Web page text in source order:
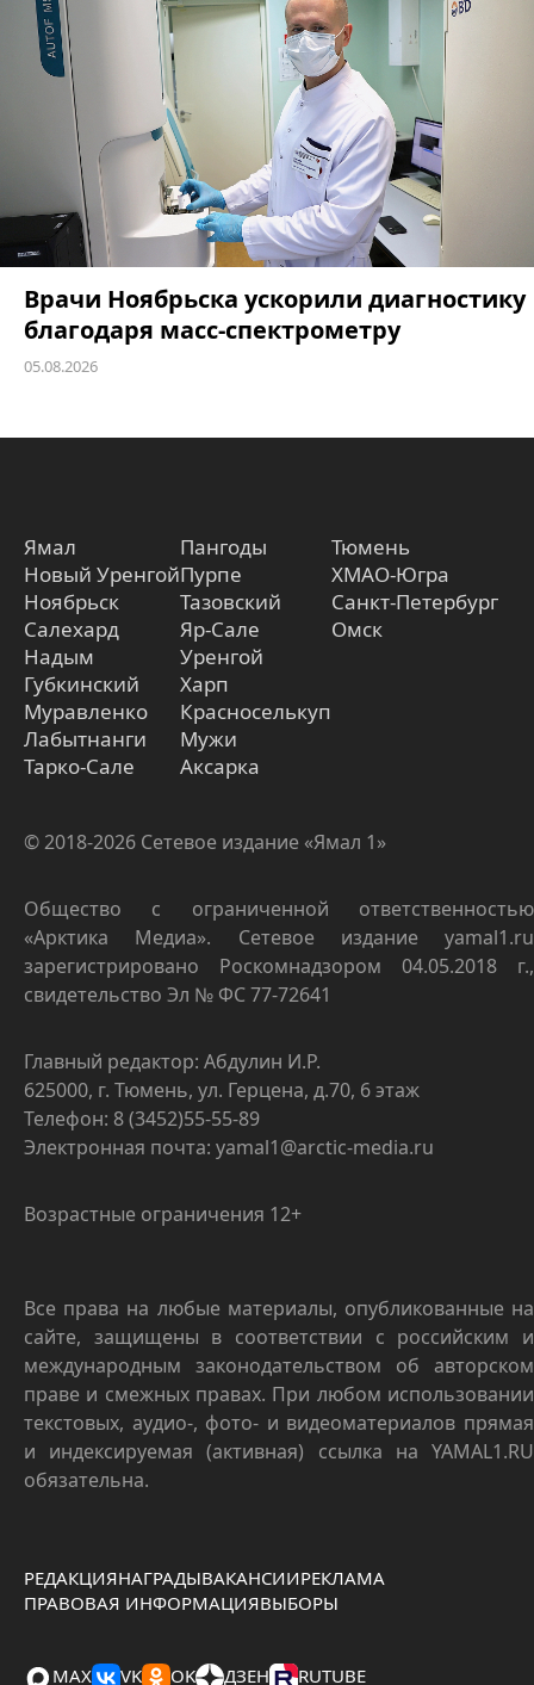
Врачи Ноябрьска ускорили диагностику
благодаря масс-спектрометру
05.08.2026
Ямал
Новый Уренгой
Ноябрьск
Салехард
Надым
Губкинский
Муравленко
Лабытнанги
Тарко-Сале
Пангоды
Пурпе
Тазовский
Яр-Сале
Уренгой
Харп
Красноселькуп
Мужи
Аксарка
Тюмень
ХМАО-Югра
Санкт-Петербург
Омск
© 2018-2026 Сетевое издание «Ямал 1»
Общество с ограниченной ответственностью
«Арктика Медиа». Сетевое издание yamal1.ru
зарегистрировано Роскомнадзором 04.05.2018 г.,
свидетельство Эл № ФС 77-72641
Главный редактор: Абдулин И.Р.
625000, г. Тюмень, ул. Герцена, д.70, 6 этаж
Телефон: 8 (3452)55-55-89
Электронная почта: yamal1@arctic-media.ru
Возрастные ограничения 12+
Все права на любые материалы, опубликованные на
сайте, защищены в соответствии с российским и
международным законодательством об авторском
праве и смежных правах. При любом использовании
текстовых, аудио-, фото- и видеоматериалов прямая
и индексируемая (активная) ссылка на YAMAL1.RU
обязательна.
РЕДАКЦИЯНАГРАДЫВАКАНСИИРЕКЛАМА
ПРАВОВАЯ ИНФОРМАЦИЯВЫБОРЫ
MAX VK OK ДЗЕН RUTUBE